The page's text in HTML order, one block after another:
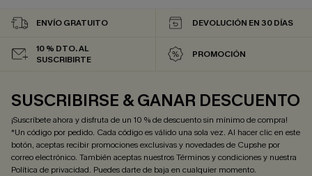
ENVÍO GRATUITO DEVOLUCIÓN EN 30 DÍAS
10 % DTO. AL
SUSCRIBIRTE
PROMOCIÓN
SUSCRIBIRSE & GANAR DESCUENTO
¡Suscríbete ahora y disfruta de un 10 % de descuento sin mínimo de compra!
*Un código por pedido. Cada código es válido una sola vez. Al hacer clic en este
botón, aceptas recibir promociones exclusivas y novedades de Cupshe por
correo electrónico. También aceptas nuestrosTérminos y condicionesy nuestra
Política de privacidad. Puedes darte de baja en cualquier momento.